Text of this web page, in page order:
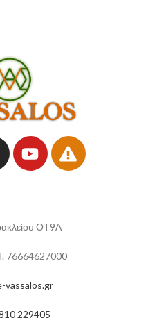
ΟΤ9Α
76664627000
vassalos.gr
229405